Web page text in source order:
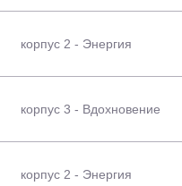
корпус 2 - Энергия
корпус 3 - Вдохновение
корпус 2 - Энергия